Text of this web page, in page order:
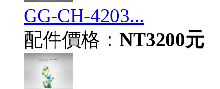
GG-CH-4203...
配件價格： NT3200元